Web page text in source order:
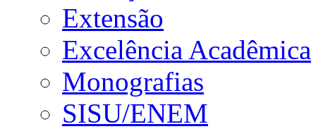
Extensão
Excelência Acadêmica
Monografias
SISU/ENEM